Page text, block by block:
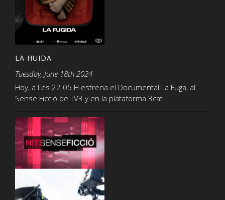
LA HUIDA
Tuesday, June 18th 2024
Hoy, a Les 22.05 H estrena el Documental La Fuga, al
Sense Ficció de TV3 y en la plataforma 3cat